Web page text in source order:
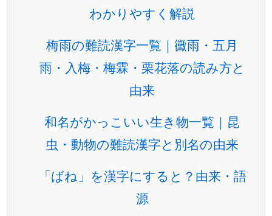
わかりやすく解説
梅雨の難読漢字一覧｜黴雨・五月
雨・入梅・梅霖・栗花落の読み方と
由来
和名がかっこいい生き物一覧｜昆
虫・動物の難読漢字と別名の由来
「ばね」を漢字にすると？由来・語
源